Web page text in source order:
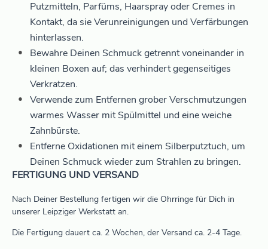
Putzmitteln, Parfüms, Haarspray oder Cremes in
Kontakt, da sie Verunreinigungen und Verfärbungen
hinterlassen.
Bewahre Deinen Schmuck getrennt voneinander in
kleinen Boxen auf; das verhindert gegenseitiges
Verkratzen.
Verwende zum Entfernen grober Verschmutzungen
warmes Wasser mit Spülmittel und eine weiche
Zahnbürste.
Entferne Oxidationen mit einem Silberputztuch, um
Deinen Schmuck wieder zum Strahlen zu bringen.
FERTIGUNG UND VERSAND
Nach Deiner Bestellung fertigen wir die Ohrringe für Dich in
unserer Leipziger Werkstatt an.
Die Fertigung dauert ca. 2 Wochen, der Versand ca. 2-4 Tage.